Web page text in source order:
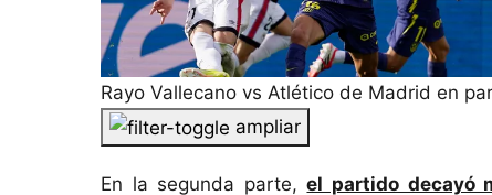
Rayo Vallecano vs Atlético de Madrid en
ampliar
En la segunda parte,el partido decayó